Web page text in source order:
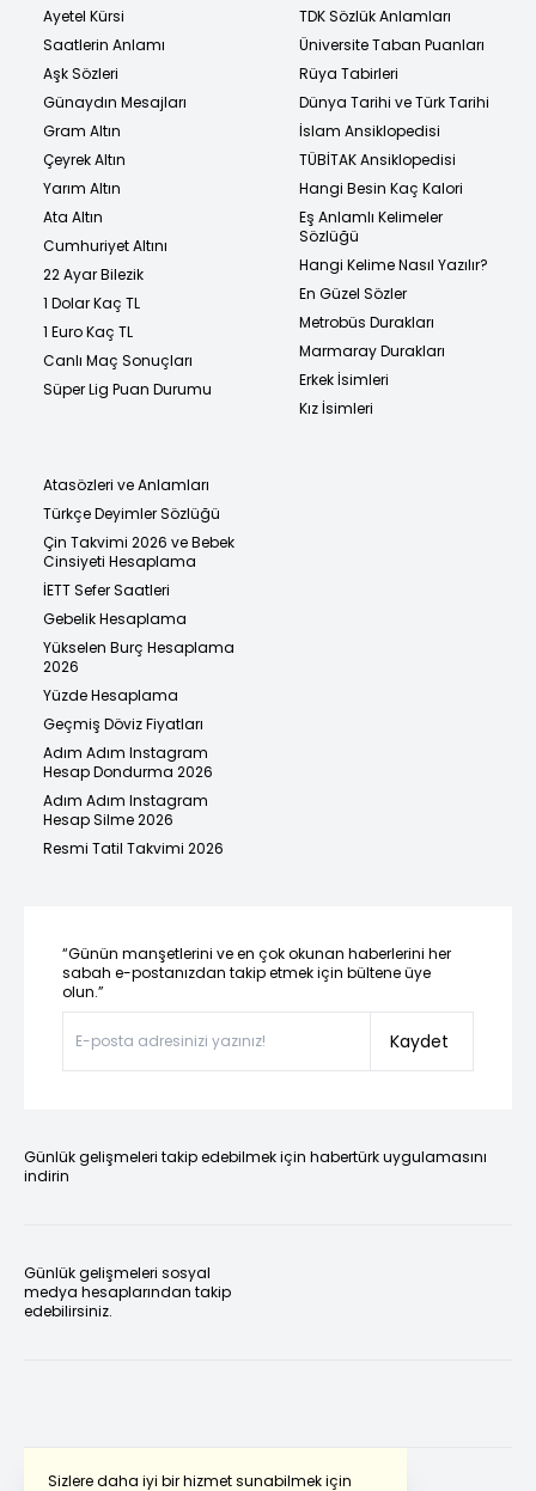
Sizlere daha iyi bir hizmet sunabilmek için
Ayetel Kürsi
Saatlerin Anlamı
Aşk Sözleri
Günaydın Mesajları
Gram Altın
Çeyrek Altın
Yarım Altın
Ata Altın
Cumhuriyet Altını
22 Ayar Bilezik
1 Dolar Kaç TL
1 Euro Kaç TL
Canlı Maç Sonuçları
Süper Lig Puan Durumu
TDK Sözlük Anlamları
Üniversite Taban Puanları
Rüya Tabirleri
Dünya Tarihi ve Türk Tarihi
İslam Ansiklopedisi
TÜBİTAK Ansiklopedisi
Hangi Besin Kaç Kalori
Eş Anlamlı Kelimeler
Sözlüğü
Hangi Kelime Nasıl Yazılır?
En Güzel Sözler
Metrobüs Durakları
Marmaray Durakları
Erkek İsimleri
Kız İsimleri
Atasözleri ve Anlamları
Türkçe Deyimler Sözlüğü
Çin Takvimi 2026 ve Bebek
Cinsiyeti Hesaplama
İETT Sefer Saatleri
Gebelik Hesaplama
Yükselen Burç Hesaplama
2026
Yüzde Hesaplama
Geçmiş Döviz Fiyatları
Adım Adım Instagram
Hesap Dondurma 2026
Adım Adım Instagram
Hesap Silme 2026
Resmi Tatil Takvimi 2026
“Günün manşetlerini ve en çok okunan haberlerini her
sabah e-postanızdan takip etmek için bültene üye
olun.”
Kaydet
Günlük gelişmeleri takip edebilmek için habertürk uygulamasını
indirin
Günlük gelişmeleri sosyal
medya hesaplarından takip
edebilirsiniz.